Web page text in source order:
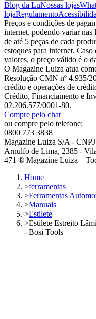
Blog da LuNossas lojas
lojaRegulamento
Preços e condições de
internet, podendo variar nas
de até 5 peças de cada
estoques para internet.
valores, o preço válido é o
O Magazine Luiza atua
Resolução CMN nº 4.935/
crédito e operações de
Crédito, Financiamento e
02.206.577/0001-80.
Compre pelo chat
ou compre pelo telefone:
0800 773 3838
Magazine Luiza S/A -
Arnulfo de Lima, 2385 -
471 ® Magazine Luiza –
Home
>ferramentas
>Ferramentas
>Manuais
>Estilete
>Estilete Estreito
- Bosi Tools